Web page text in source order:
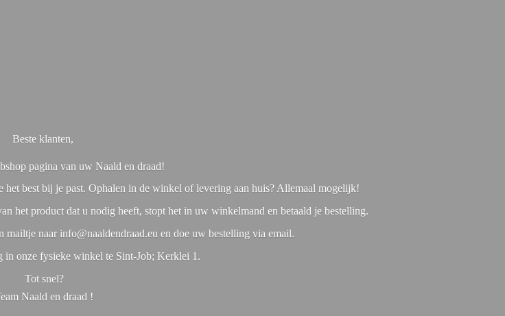
Beste klanten,
pagina van uw Naald en draad!
het best bij je past. Ophalen in de winkel of levering aan huis? Allemaal mogelijk!
het product dat u nodig heeft, stopt het in uw winkelmand en betaald je bestelling.
mailtje naar info@naaldendraad.eu en doe uw bestelling via email.
in onze fysieke winkel te Sint-Job; Kerklei 1.
Tot snel?
Naald en draad !